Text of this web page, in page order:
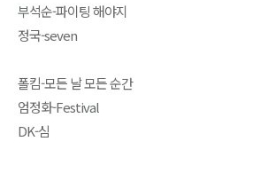
부석순-파이팅 해야지
정국-seven
폴킴-모든 날 모든 순간
엄정화-Festival
DK-심